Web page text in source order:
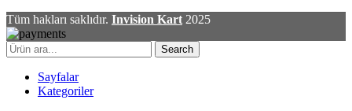
Tüm hakları saklıdır. Invision Kart 2025
Search
Sayfalar
Kategoriler